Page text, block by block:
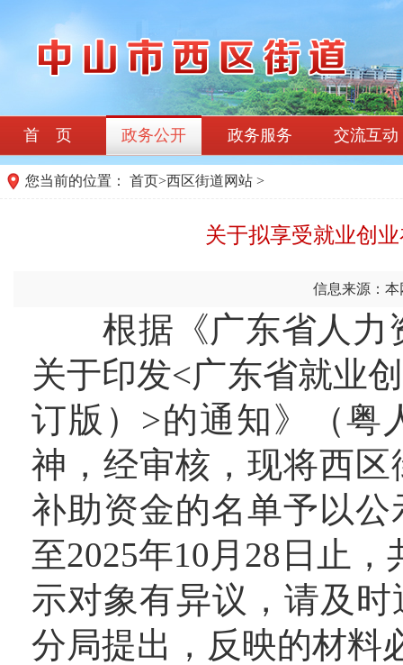
首 页 政务公开 政务服务 交流互动
您当前的位置： 首页>西区街道网站 >
关于拟享受就业创
信息来源：本
根据《广东省人力
关于印发<广东省就业
订版）>的通知》（粤
神，经审核，现将西区
补助资金的名单予以公
至2025年10月28日止
示对象有异议，请及
分局提出，反映的材